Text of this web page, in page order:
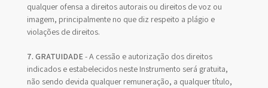
qualquer ofensa a direitos autorais ou direitos de voz ou
imagem, principalmente no que diz respeito a plágio e
violações de direitos.
7. GRATUIDADE- A cessão e autorização dos direitos
indicados e estabelecidos neste Instrumento será gratuita,
não sendo devida qualquer remuneração, a qualquer título,